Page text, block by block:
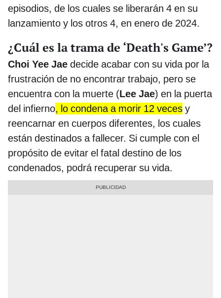
episodios, de los cuales se liberarán 4 en su
lanzamiento y los otros 4, en enero de 2024.
¿Cuál es la trama de ‘Death's Game’?
Choi Yee Jae decide acabar con su vida por la
frustración de no encontrar trabajo, pero se
encuentra con la muerte (Lee Jae) en la puerta
del infierno, lo condena a morir 12 veces y
reencarnar en cuerpos diferentes, los cuales
están destinados a fallecer. Si cumple con el
propósito de evitar el fatal destino de los
condenados, podrá recuperar su vida.